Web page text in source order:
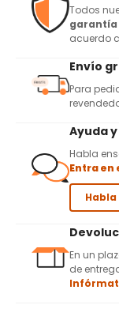
Todos
garantía
acuerdo
Envío
Para
Ayuda
Habla
Entra en
En un
de